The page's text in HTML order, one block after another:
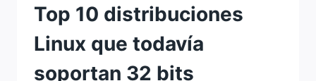
Top 10 distribuciones
Linux que todavía
soportan 32 bits